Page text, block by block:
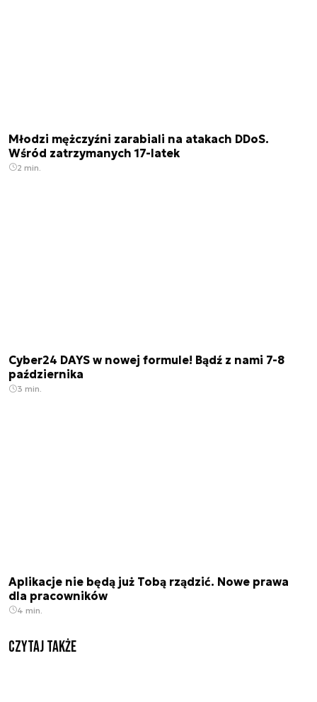
Młodzi mężczyźni zarabiali na atakach DDoS.
Wśród zatrzymanych 17-latek
2 min.
Cyber24 DAYS w nowej formule! Bądź z nami 7-8
października
3 min.
Aplikacje nie będą już Tobą rządzić. Nowe prawa
dla pracowników
4 min.
Czytaj także